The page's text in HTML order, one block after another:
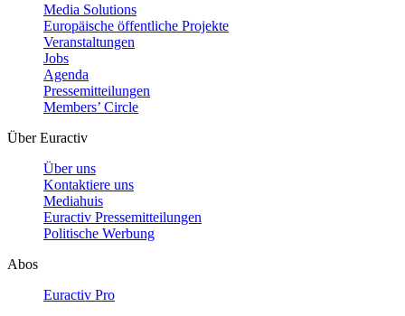
Media Solutions
Europäische öffentliche Projekte
Veranstaltungen
Jobs
Agenda
Pressemitteilungen
Members’ Circle
Über Euractiv
Über uns
Kontaktiere uns
Mediahuis
Euractiv Pressemitteilungen
Politische Werbung
Abos
Euractiv Pro